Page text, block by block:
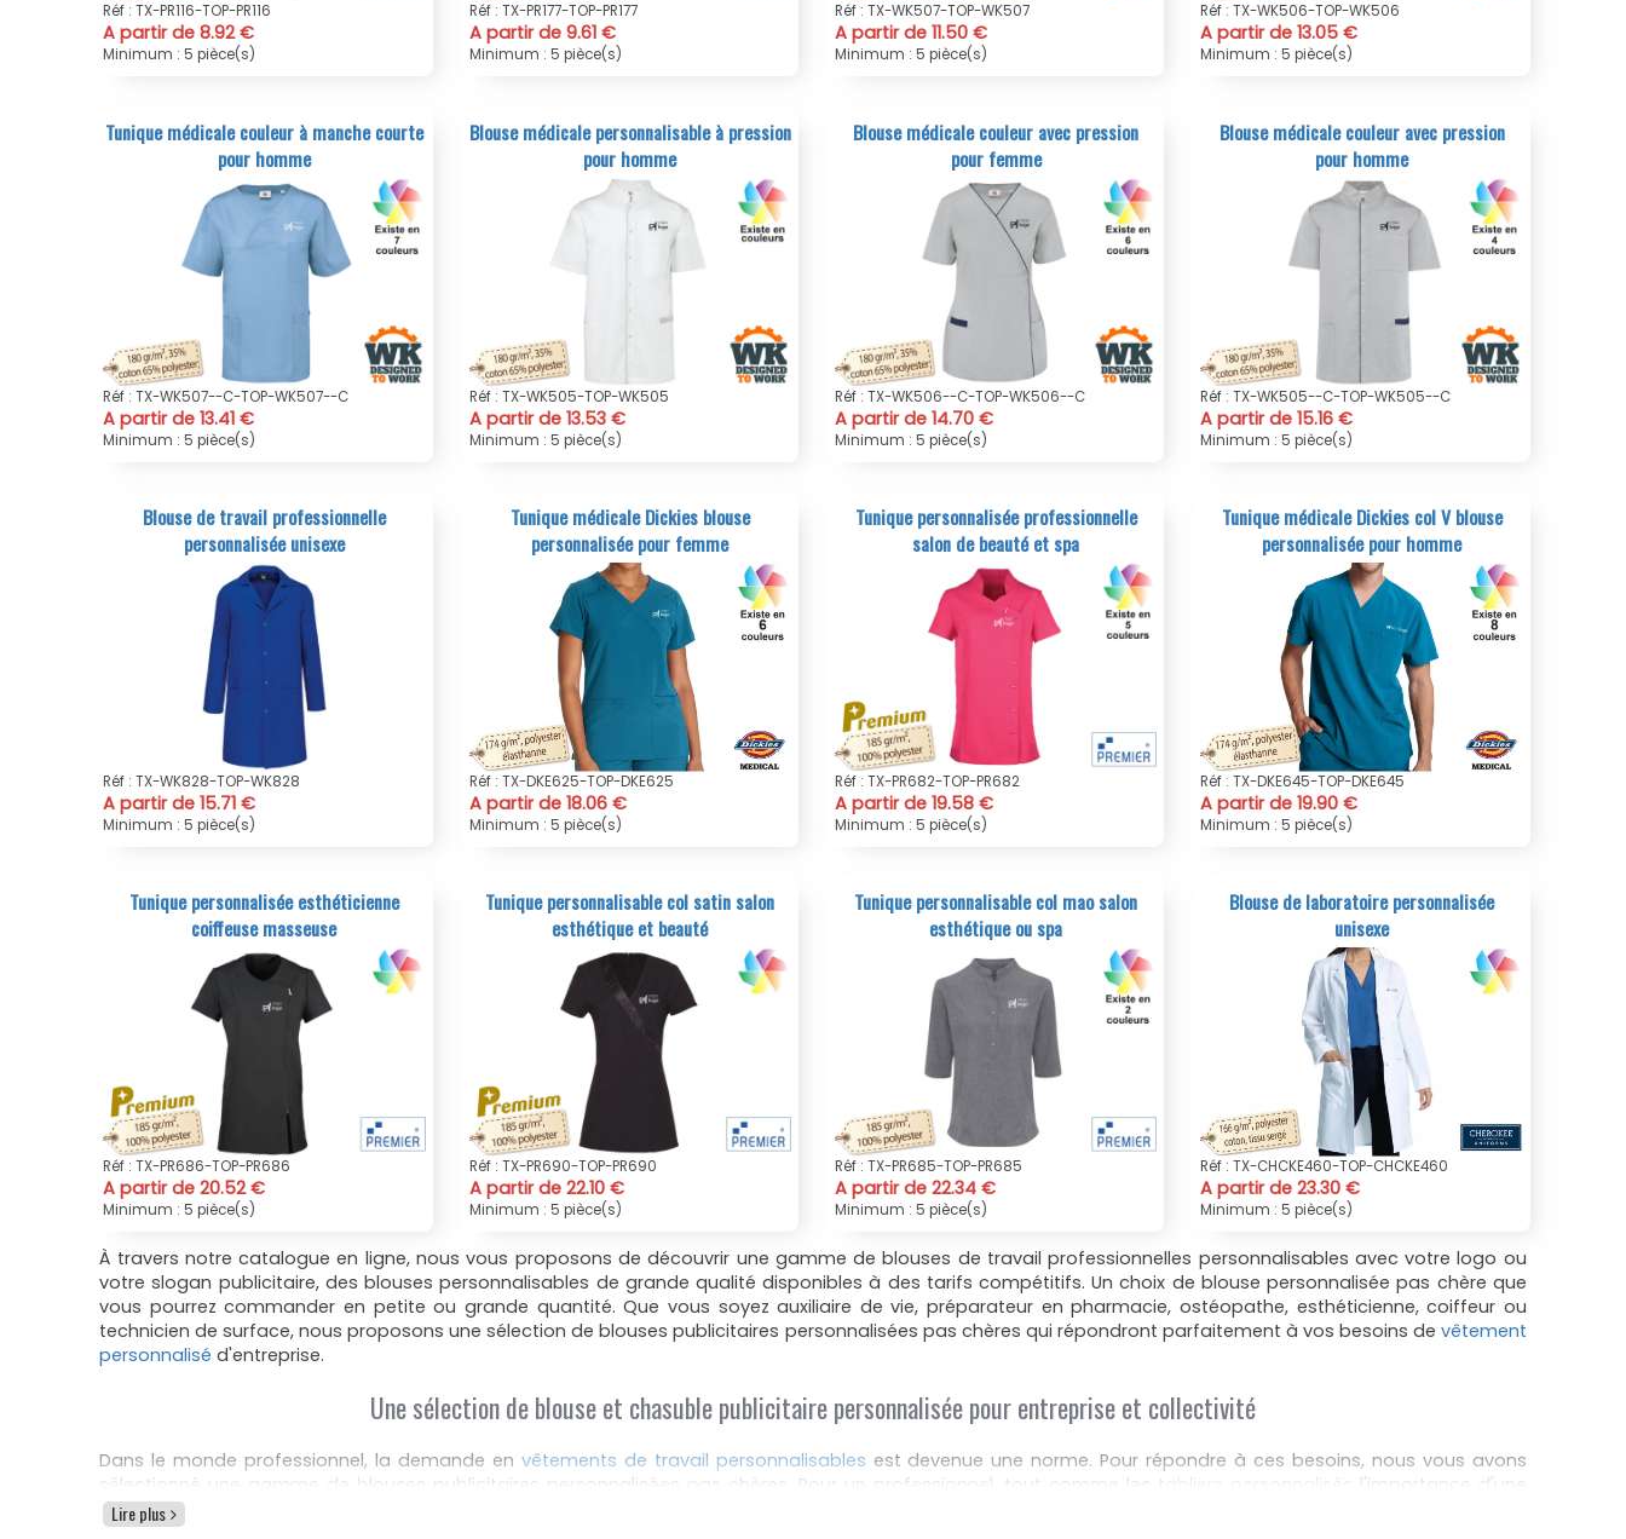
Réf : TX-PR116-TOP-PR116
A partir de 8.92 €
Minimum : 5 pièce(s)
Réf : TX-PR177-TOP-PR177
A partir de 9.61 €
Minimum : 5 pièce(s)
Réf : TX-WK507-TOP-WK507
A partir de 11.50 €
Minimum : 5 pièce(s)
Réf : TX-WK506-TOP-WK506
A partir de 13.05 €
Minimum : 5 pièce(s)
Tunique médicale couleur à manche courte
pour homme
Réf : TX-WK507--C-TOP-WK507--C
A partir de 13.41 €
Minimum : 5 pièce(s)
Blouse médicale personnalisable à pression
pour homme
Réf : TX-WK505-TOP-WK505
A partir de 13.53 €
Minimum : 5 pièce(s)
Blouse médicale couleur avec pression
pour femme
Réf : TX-WK506--C-TOP-WK506--C
A partir de 14.70 €
Minimum : 5 pièce(s)
Blouse médicale couleur avec pression
pour homme
Réf : TX-WK505--C-TOP-WK505--C
A partir de 15.16 €
Minimum : 5 pièce(s)
Blouse de travail professionnelle
personnalisée unisexe
Réf : TX-WK828-TOP-WK828
A partir de 15.71 €
Minimum : 5 pièce(s)
Tunique médicale Dickies blouse
personnalisée pour femme
Réf : TX-DKE625-TOP-DKE625
A partir de 18.06 €
Minimum : 5 pièce(s)
Tunique personnalisée professionnelle
salon de beauté et spa
Réf : TX-PR682-TOP-PR682
A partir de 19.58 €
Minimum : 5 pièce(s)
Tunique médicale Dickies col V blouse
personnalisée pour homme
Réf : TX-DKE645-TOP-DKE645
A partir de 19.90 €
Minimum : 5 pièce(s)
Tunique personnalisée esthéticienne
coiffeuse masseuse
Réf : TX-PR686-TOP-PR686
A partir de 20.52 €
Minimum : 5 pièce(s)
Tunique personnalisable col satin salon
esthétique et beauté
Réf : TX-PR690-TOP-PR690
A partir de 22.10 €
Minimum : 5 pièce(s)
Tunique personnalisable col mao salon
esthétique ou spa
Réf : TX-PR685-TOP-PR685
A partir de 22.34 €
Minimum : 5 pièce(s)
Blouse de laboratoire personnalisée
unisexe
Réf : TX-CHCKE460-TOP-CHCKE460
A partir de 23.30 €
Minimum : 5 pièce(s)
À travers notre catalogue en ligne, nous vous proposons de découvrir une gamme de blouses de travail professionnelles personnalisables avec votre logo ou
votre slogan publicitaire, des blouses personnalisables de grande qualité disponibles à des tarifs compétitifs. Un choix de blouse personnalisée pas chère que
vous pourrez commander en petite ou grande quantité. Que vous soyez auxiliaire de vie, préparateur en pharmacie, ostéopathe, esthéticienne, coiffeur ou
technicien de surface, nous proposons une sélection de blouses publicitaires personnalisées pas chères qui répondront parfaitement à vos besoins de vêtement
personnalisé d'entreprise.
Une sélection de blouse et chasuble publicitaire personnalisée pour entreprise et collectivité
Dans le monde professionnel, la demande en vêtements de travail personnalisables est devenue une norme. Pour répondre à ces besoins, nous vous avons
sélectionné une gamme de blouses publicitaires personnalisées pas chères. Pour un professionnel, tout comme les tabliers personnalisés
l'importance d'une
blouse adaptée à son métier ne peut être sous-estimée. Assurez-vous de choisir celle qui répond le mieux à votre domaine d'activité et à vos exigences
professionnelles.
Lire plus